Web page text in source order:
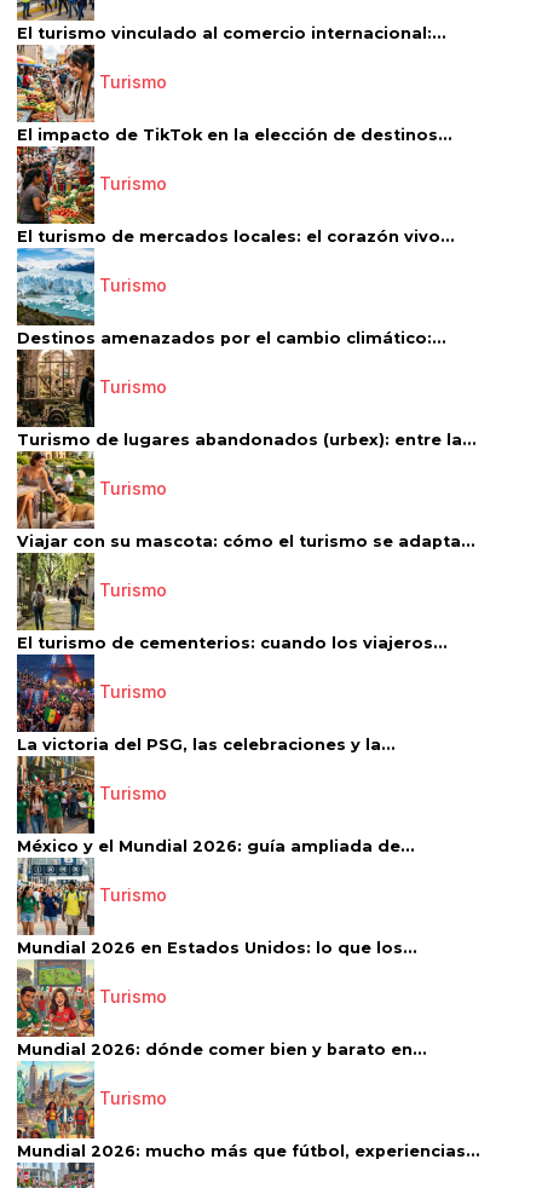
El turismo vinculado al comercio internacional:...
Turismo
El impacto de TikTok en la elección de destinos...
Turismo
El turismo de mercados locales: el corazón vivo...
Turismo
Destinos amenazados por el cambio climático:...
Turismo
Turismo de lugares abandonados (urbex): entre la...
Turismo
Viajar con su mascota: cómo el turismo se adapta...
Turismo
El turismo de cementerios: cuando los viajeros...
Turismo
La victoria del PSG, las celebraciones y la...
Turismo
México y el Mundial 2026: guía ampliada de...
Turismo
Mundial 2026 en Estados Unidos: lo que los...
Turismo
Mundial 2026: dónde comer bien y barato en...
Turismo
Mundial 2026: mucho más que fútbol, experiencias...